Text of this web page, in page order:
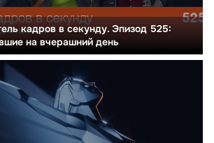
кадров в секунду. Эпизод 525:
на вчерашний день